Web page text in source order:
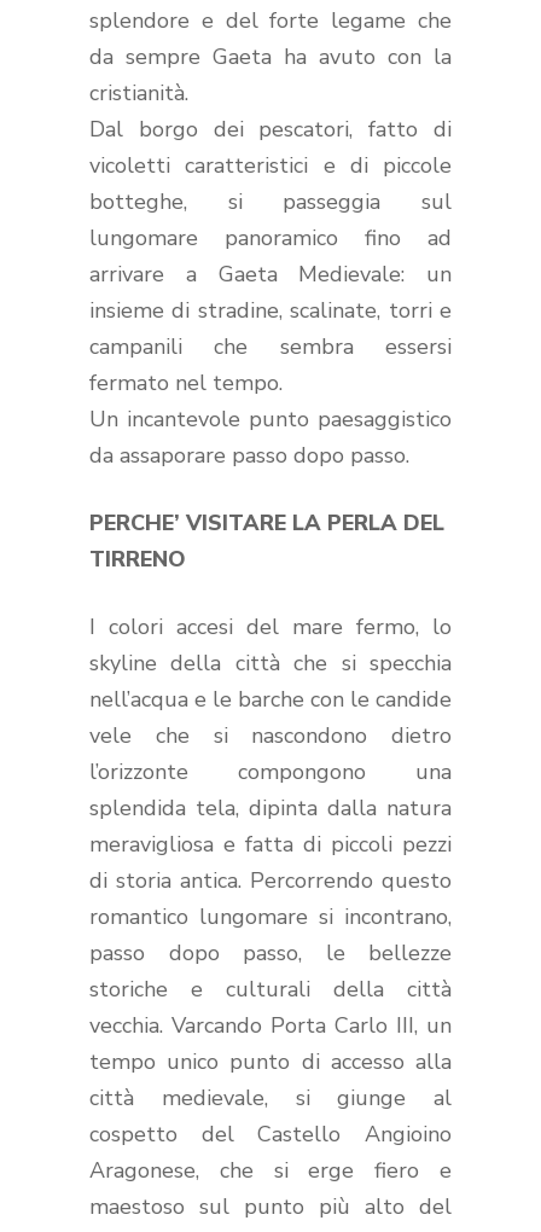
splendore e del forte legame che
da sempre Gaeta ha avuto con la
cristianità.
Dal borgo dei pescatori, fatto di
vicoletti caratteristici e di piccole
botteghe, si passeggia sul
lungomare panoramico fino ad
arrivare a Gaeta Medievale: un
insieme di stradine, scalinate, torri e
campanili che sembra essersi
fermato nel tempo.
Un incantevole punto paesaggistico
da assaporare passo dopo passo.
PERCHE’ VISITARE LA PERLA DEL
TIRRENO
I colori accesi del mare fermo, lo
skyline della città che si specchia
nell’acqua e le barche con le candide
vele che si nascondono dietro
l’orizzonte compongono una
splendida tela, dipinta dalla natura
meravigliosa e fatta di piccoli pezzi
di storia antica. Percorrendo questo
romantico lungomare si incontrano,
passo dopo passo, le bellezze
storiche e culturali della città
vecchia. Varcando Porta Carlo III, un
tempo unico punto di accesso alla
città medievale, si giunge al
cospetto del Castello Angioino
Aragonese, che si erge fiero e
maestoso sul punto più alto del